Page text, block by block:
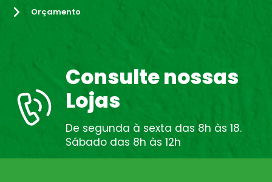
Orçamento
Consulte nossas
Lojas
De segunda à sexta das 8h às 18.
Sábado das 8h às 12h